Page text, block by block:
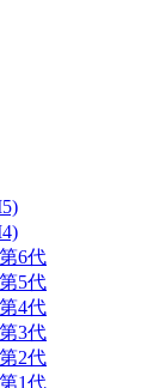
6代
5代
4代
3代
2代
1代